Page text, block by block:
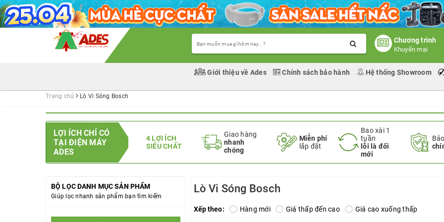
Chương trình
Khuyến mại
Giới thiệu về Ades Chính sách bảo hành Hệ thống Showroom
Trang chủ Lò Vi Sóng Bosch
LỢI ÍCH CHỈ CÓ
TẠI ĐIỆN MÁY
ADES
4 LỢI ÍCH
SIÊU CHẤT
Giao hàng
nhanh
chóng
Miễn phí
lắp đặt
Bao xài 1
tuần
lỗi là đổi
mới
BỘ LỌC DANH MỤC SẢN PHẨM
Giúp lọc nhanh sản phẩm bạn tìm kiếm
Lò Vi Sóng Bosch
Xếp theo: Hàng mới Giá thấp đến cao Giá cao xuống thấp